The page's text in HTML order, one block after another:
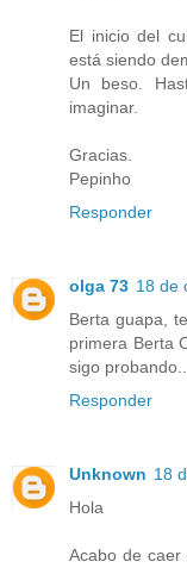
El inicio del
está siendo
Un beso.
imaginar.
Gracias.
Pepinho
Responder
olga 73 18 de
Berta guapa,
primera Berta
sigo
Responder
Unknown 18
Hola
Acabo de